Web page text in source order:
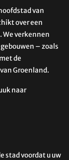
van
over een
We verkennen
– zoals
de
Groenland.
naar
stad voordat u uw